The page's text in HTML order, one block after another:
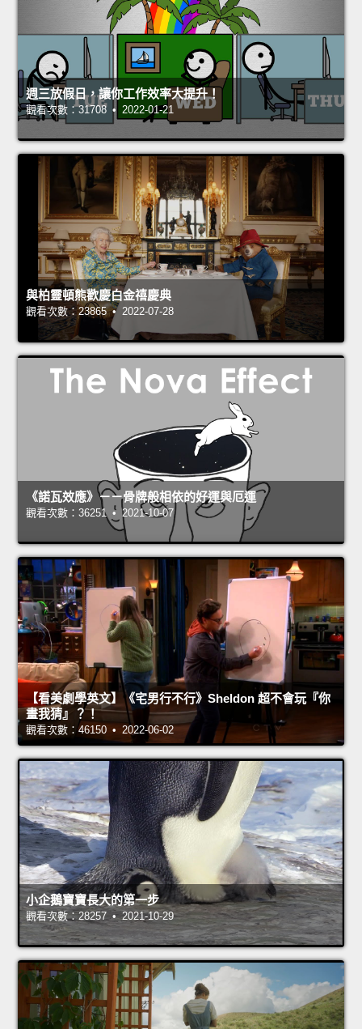
週三放假日，讓你工作效率大提升！
觀看次數：31708 • 2022-01-21
與柏靈頓熊歡慶白金禧慶典
觀看次數：23865 • 2022-07-28
《諾瓦效應》－－骨牌般相依的好運與厄運
觀看次數：36251 • 2021-10-07
【看美劇學英文】《宅男行不行》Sheldon 超不會玩『你
畫我猜』？！
觀看次數：46150 • 2022-06-02
小企鵝寶寶長大的第一步
觀看次數：28257 • 2021-10-29